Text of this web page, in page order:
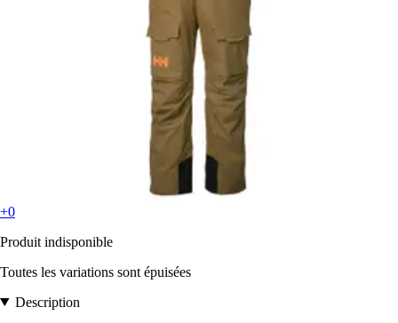
+0
Produit indisponible
Toutes les variations sont épuisées
Description